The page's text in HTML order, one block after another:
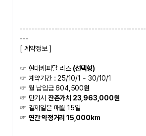
---
[ 계약정보 ]
☞ 현대캐피탈 리스 (선택형)
☞ 계약기간 : 25/10/1 ~ 30/10/1
☞ 월 납입금 604,500원
☞ 만기시 잔존가치 23,963,000원
☞ 결제일은 매월 15일
☞ 연간 약정거리 15,000km